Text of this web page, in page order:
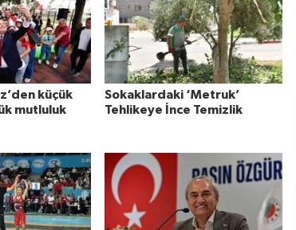
küçük
mutluluk
Sokaklardaki ‘Metruk’
Tehlikeye İnce Temizlik